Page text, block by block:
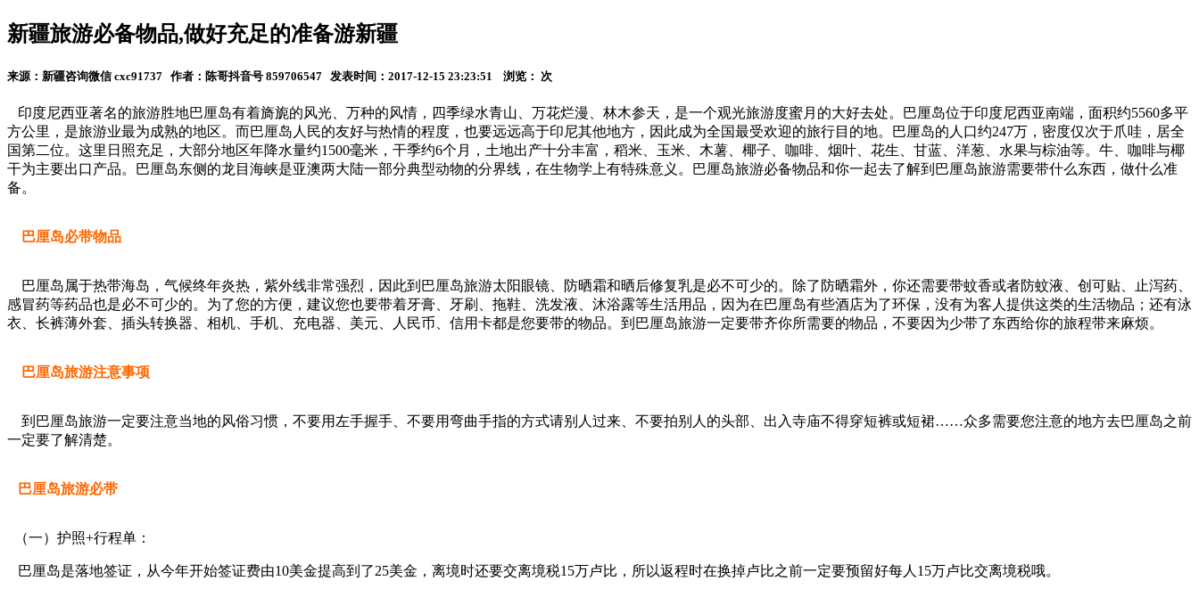
新疆旅游必备物品,做好充足的准备游新疆
来源：新疆咨询微信 cxc91737 作者：陈哥抖音号 859706547 发表时间：2017-12-15 23:23:51 浏览： 次
印度尼西亚著名的旅游胜地巴厘岛有着旖旎的风光、万种的风情，四季绿水青山、万花烂漫、林木参天，是一个观光旅游度蜜月的大好去处。巴厘岛位于印度尼西亚南端，面积约5560多平
方公里，是旅游业最为成熟的地区。而巴厘岛人民的友好与热情的程度，也要远远高于印尼其他地方，因此成为全国最受欢迎的旅行目的地。巴厘岛的人口约247万，密度仅次于爪哇，居全
国第二位。这里日照充足，大部分地区年降水量约1500毫米，干季约6个月，土地出产十分丰富，稻米、玉米、木薯、椰子、咖啡、烟叶、花生、甘蓝、洋葱、水果与棕油等。牛、咖啡与椰
干为主要出口产品。巴厘岛东侧的龙目海峡是亚澳两大陆一部分典型动物的分界线，在生物学上有特殊意义。巴厘岛旅游必备物品和你一起去了解到巴厘岛旅游需要带什么东西，做什么准
备。
巴厘岛必带物品
巴厘岛属于热带海岛，气候终年炎热，紫外线非常强烈，因此到巴厘岛旅游太阳眼镜、防晒霜和晒后修复乳是必不可少的。除了防晒霜外，你还需要带蚊香或者防蚊液、创可贴、止泻药、
感冒药等药品也是必不可少的。为了您的方便，建议您也要带着牙膏、牙刷、拖鞋、洗发液、沐浴露等生活用品，因为在巴厘岛有些酒店为了环保，没有为客人提供这类的生活物品；还有泳
衣、长裤薄外套、插头转换器、相机、手机、充电器、美元、人民币、信用卡都是您要带的物品。到巴厘岛旅游一定要带齐你所需要的物品，不要因为少带了东西给你的旅程带来麻烦。
巴厘岛旅游注意事项
到巴厘岛旅游一定要注意当地的风俗习惯，不要用左手握手、不要用弯曲手指的方式请别人过来、不要拍别人的头部、出入寺庙不得穿短裤或短裙……众多需要您注意的地方去巴厘岛之前
一定要了解清楚。
巴厘岛旅游必带
（一）护照+行程单：
巴厘岛是落地签证，从今年开始签证费由10美金提高到了25美金，离境时还要交离境税15万卢比，所以返程时在换掉卢比之前一定要预留好每人15万卢比交离境税哦。